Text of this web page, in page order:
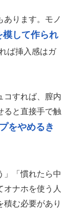
あります。モノ
模して作られ
ば挿入感はガ
コすれば、膣内
ると直接手で触
をやめるき
」「慣れたら中
ナホを使う人
積む必要があり